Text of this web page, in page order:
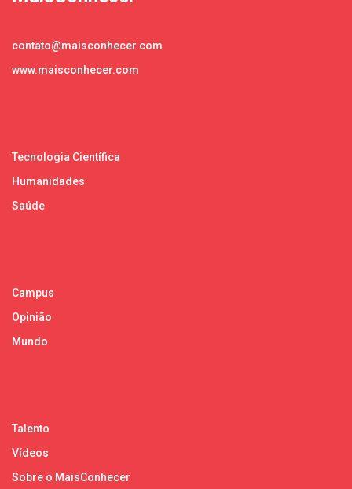
contato@maisconhecer.com
www.maisconhecer.com
Tecnologia Científica
Humanidades
Saúde
Campus
Opinião
Mundo
Talento
Vídeos
Sobre o MaisConhecer